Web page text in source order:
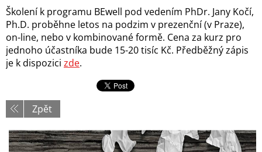
Školení k programu BEwell pod vedením PhDr. Jany Kočí,
Ph.D. proběhne letos na podzim v prezenční (v Praze),
on-line, nebo v kombinované formě. Cena za kurz pro
jednoho účastníka bude 15-20 tisíc Kč. Předběžný zápis
je k dispozici zde.
Zpět